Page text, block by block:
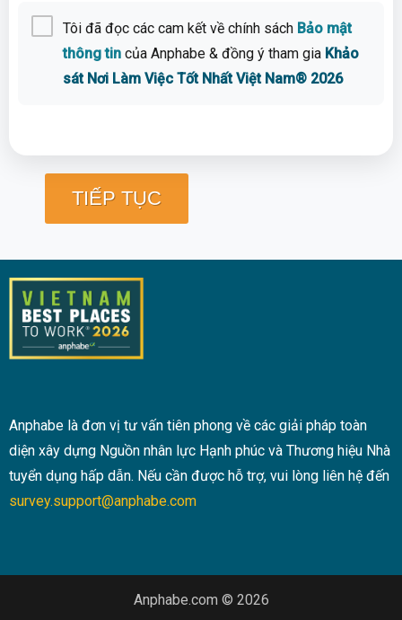
Tôi đã đọc các cam kết về chính sách Bảo mật
thông tin của Anphabe & đồng ý tham gia Khảo
sát Nơi Làm Việc Tốt Nhất Việt Nam® 2026
Anphabe là đơn vị tư vấn tiên phong về các giải pháp toàn
diện xây dựng Nguồn nhân lực Hạnh phúc và Thương hiệu Nhà
tuyển dụng hấp dẫn. Nếu cần được hỗ trợ, vui lòng liên hệ đến
survey.support@anphabe.com
Anphabe.com © 2026